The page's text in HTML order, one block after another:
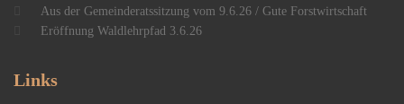
Aus der Gemeinderatssitzung vom 9.6.26 / Gute Forstwirtschaft
Eröffnung Waldlehrpfad 3.6.26
Links